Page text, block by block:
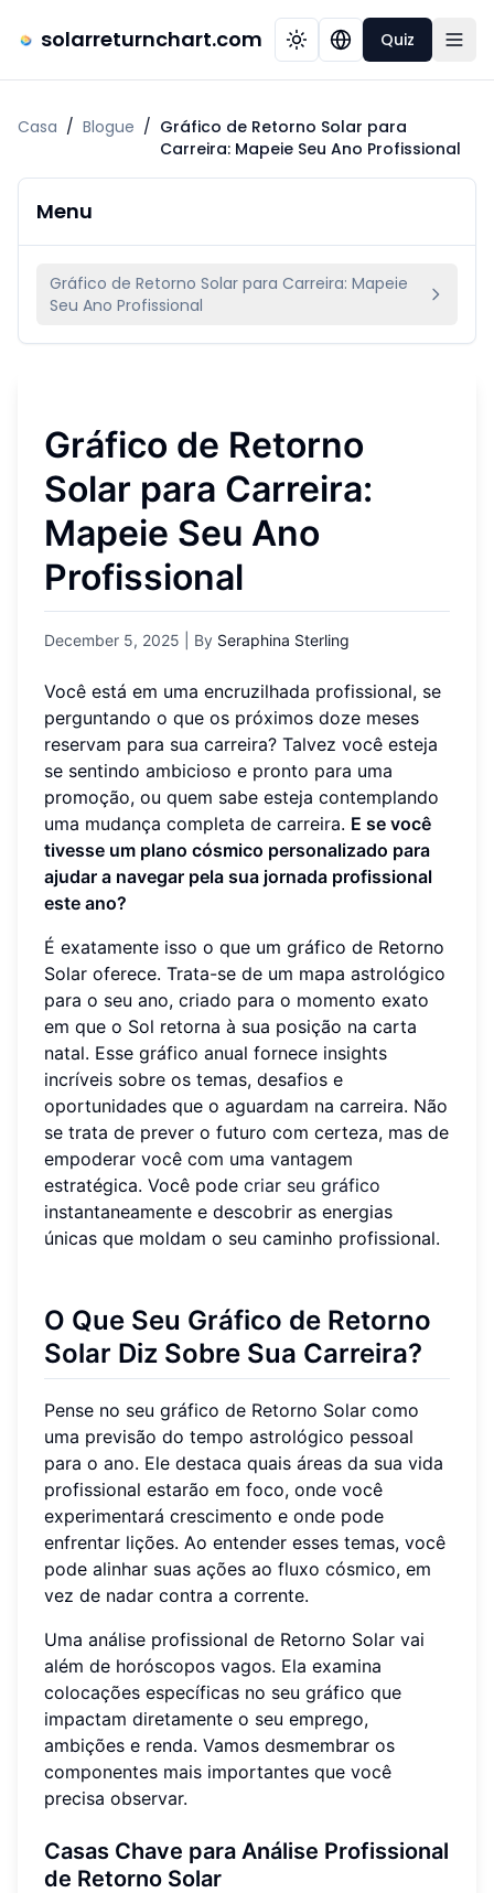
solarreturnchart.com Quiz
Casa / Blogue / Gráfico de Retorno Solar para
Carreira: Mapeie Seu Ano Profissional
Menu
Gráfico de Retorno Solar para Carreira: Mapeie
Seu Ano Profissional
Gráfico de Retorno
Solar para Carreira:
Mapeie Seu Ano
Profissional
December 5, 2025 | By Seraphina Sterling
Você está em uma encruzilhada profissional, se
perguntando o que os próximos doze meses
reservam para sua carreira? Talvez você esteja
se sentindo ambicioso e pronto para uma
promoção, ou quem sabe esteja contemplando
uma mudança completa de carreira. E se você
tivesse um plano cósmico personalizado para
ajudar a navegar pela sua jornada profissional
este ano?
É exatamente isso o que um gráfico de Retorno
Solar oferece. Trata-se de um mapa astrológico
para o seu ano, criado para o momento exato
em que o Sol retorna à sua posição na carta
natal. Esse gráfico anual fornece insights
incríveis sobre os temas, desafios e
oportunidades que o aguardam na carreira. Não
se trata de prever o futuro com certeza, mas de
empoderar você com uma vantagem
estratégica. Você pode criar seu gráfico
instantaneamente e descobrir as energias
únicas que moldam o seu caminho profissional.
O Que Seu Gráfico de Retorno
Solar Diz Sobre Sua Carreira?
Pense no seu gráfico de Retorno Solar como
uma previsão do tempo astrológico pessoal
para o ano. Ele destaca quais áreas da sua vida
profissional estarão em foco, onde você
experimentará crescimento e onde pode
enfrentar lições. Ao entender esses temas, você
pode alinhar suas ações ao fluxo cósmico, em
vez de nadar contra a corrente.
Uma análise profissional de Retorno Solar vai
além de horóscopos vagos. Ela examina
colocações específicas no seu gráfico que
impactam diretamente o seu emprego,
ambições e renda. Vamos desmembrar os
componentes mais importantes que você
precisa observar.
Casas Chave para Análise Profissional
de Retorno Solar